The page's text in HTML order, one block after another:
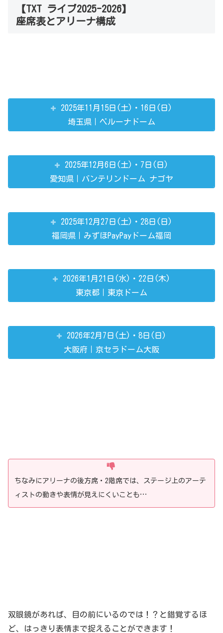
【TXT ライブ2025-2026】
座席表とアリーナ構成
2025年11月15日(土)・16日(日)
埼玉県｜ベルーナドーム
2025年12月6日(土)・7日(日)
愛知県｜バンテリンドーム ナゴヤ
2025年12月27日(土)・28日(日)
福岡県｜みずほPayPayドーム福岡
2026年1月21日(水)・22日(木)
東京都｜東京ドーム
2026年2月7日(土)・8日(日)
大阪府｜京セラドーム大阪
ちなみにアリーナの後方席・2階席では、ステージ上のアーテ
ィストの動きや表情が見えにくいことも…
双眼鏡があれば、目の前にいるのでは！？と錯覚するほ
ど、はっきり表情まで捉えることができます！